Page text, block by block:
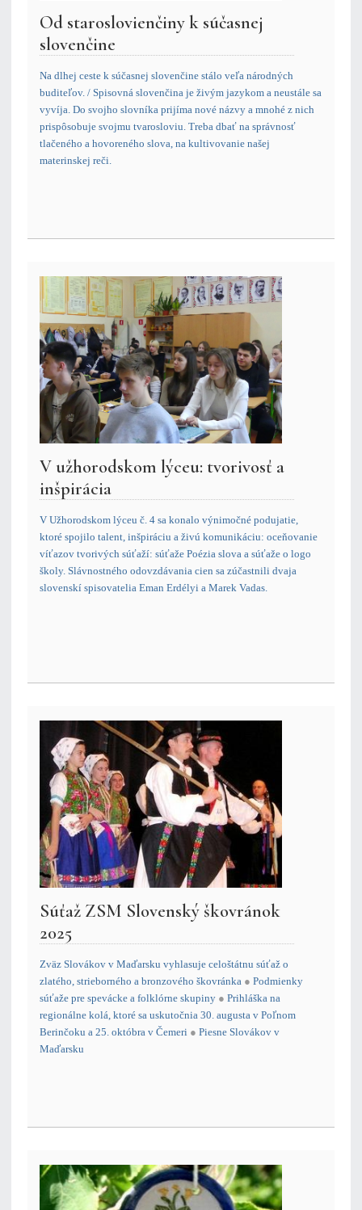
Od staroslovienčiny k súčasnej
slovenčine
Na dlhej ceste k súčasnej slovenčine stálo veľa národných
buditeľov. / Spisovná slovenčina je živým jazykom a neustále sa
vyvíja. Do svojho slovníka prijíma nové názvy a mnohé z nich
prispôsobuje svojmu tvarosloviu. Treba dbať na správnosť
tlačeného a hovoreného slova, na kultivovanie našej
materinskej reči.
V užhorodskom lýceu: tvorivosť a
inšpirácia
V Užhorodskom lýceu č. 4 sa konalo výnimočné podujatie,
ktoré spojilo talent, inšpiráciu a živú komunikáciu: oceňovanie
víťazov tvorivých súťaží: súťaže Poézia slova a súťaže o logo
školy. Slávnostného odovzdávania cien sa zúčastnili dvaja
slovenskí spisovatelia Eman Erdélyi a Marek Vadas.
Súťaž ZSM Slovenský škovránok
2025
Zväz Slovákov v Maďarsku vyhlasuje celoštátnu súťaž o
zlatého, strieborného a bronzového škovránka ● Podmienky
súťaže pre spevácke a folklórne skupiny ● Prihláška na
regionálne kolá, ktoré sa uskutočnia 30. augusta v Poľnom
Berinčoku a 25. októbra v Čemeri ● Piesne Slovákov v
Maďarsku